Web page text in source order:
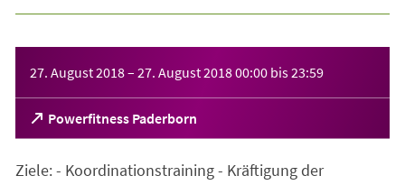
27. August 2018– 27. August 201800:00 bis23:59
Powerfitness Paderborn
(Öffnet
in
neuen
Ziele: - Koordinationstraining - Kräftigung der